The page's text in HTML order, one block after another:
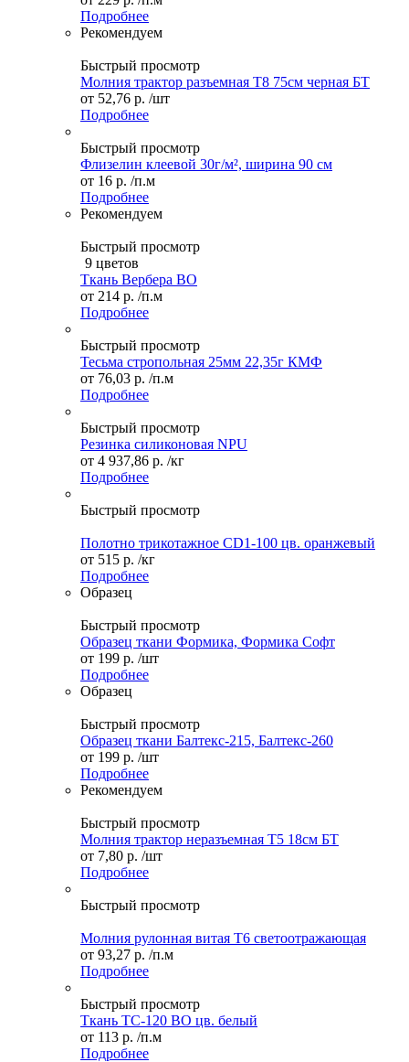
Подробнее
Рекомендуем
Быстрый просмотр
Молния трактор разъемная Т8 75см черная БТ
от 52,76 р. /шт
Подробнее
Быстрый просмотр
Флизелин клеевой 30г/м², ширина 90 см
от 16 р. /п.м
Подробнее
Рекомендуем
Быстрый просмотр
9 цветов
Ткань Вербера ВО
от 214 р. /п.м
Подробнее
Быстрый просмотр
Тесьма стропольная 25мм 22,35г КМФ
от 76,03 р. /п.м
Подробнее
Быстрый просмотр
Резинка силиконовая NPU
от 4 937,86 р. /кг
Подробнее
Быстрый просмотр
Полотно трикотажное CD1-100 цв. оранжевый
от 515 р. /кг
Подробнее
Образец
Быстрый просмотр
Образец ткани Формика, Формика Софт
от 199 р. /шт
Подробнее
Образец
Быстрый просмотр
Образец ткани Балтекс-215, Балтекс-260
от 199 р. /шт
Подробнее
Рекомендуем
Быстрый просмотр
Молния трактор неразъемная Т5 18см БТ
от 7,80 р. /шт
Подробнее
Быстрый просмотр
Молния рулонная витая Т6 светоотражающая
от 93,27 р. /п.м
Подробнее
Быстрый просмотр
Ткань ТС-120 ВО цв. белый
от 113 р. /п.м
Подробнее